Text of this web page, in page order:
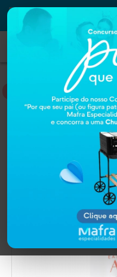
PRIMEIRA COMPRA NA
DERMOCOSMÉTICOS
Home